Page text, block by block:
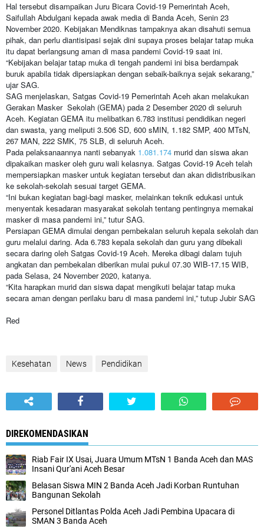
Hal tersebut disampaikan Juru Bicara Covid-19 Pemerintah Aceh,
Saifullah Abdulgani kepada awak media di Banda Aceh, Senin 23
November 2020. Kebijakan Mendiknas tampaknya akan disahuti semua
pihak, dan perlu diantisipasi sejak dini supaya proses belajar tatap muka
itu dapat berlangsung aman di masa pandemi Covid-19 saat ini.
“Kebijakan belajar tatap muka di tengah pandemi ini bisa berdampak
buruk apabila tidak dipersiapkan dengan sebaik-baiknya sejak sekarang,”
ujar SAG.
SAG menjelaskan, Satgas Covid-19 Pemerintah Aceh akan melakukan
Gerakan Masker Sekolah (GEMA) pada 2 Desember 2020 di seluruh
Aceh. Kegiatan GEMA itu melibatkan 6.783 institusi pendidikan negeri
dan swasta, yang meliputi 3.506 SD, 600 sMIN, 1.182 SMP, 400 MTsN,
267 MAN, 222 SMK, 75 SLB, di seluruh Aceh.
Pada pelaksanaannya nanti sebanyak 1.081.174 murid dan siswa akan
dipakaikan masker oleh guru wali kelasnya. Satgas Covid-19 Aceh telah
mempersiapkan masker untuk kegiatan tersebut dan akan didistribusikan
ke sekolah-sekolah sesuai target GEMA.
“Ini bukan kegiatan bagi-bagi masker, melainkan teknik edukasi untuk
menyentak kesadaran masyarakat sekolah tentang pentingnya memakai
masker di masa pandemi ini,” tutur SAG.
Persiapan GEMA dimulai dengan pembekalan seluruh kepala sekolah dan
guru melalui daring. Ada 6.783 kepala sekolah dan guru yang dibekali
secara daring oleh Satgas Covid-19 Aceh. Mereka dibagi dalam tujuh
angkatan dan pembekalan diberikan mulai pukul 07.30 WIB-17.15 WIB,
pada Selasa, 24 November 2020, katanya.
“Kita harapkan murid dan siswa dapat mengikuti belajar tatap muka
secara aman dengan perilaku baru di masa pandemi ini,” tutup Jubir SAG
Red
Kesehatan News Pendidikan
DIREKOMENDASIKAN
Riab Fair IX Usai, Juara Umum MTsN 1 Banda Aceh dan MAS
Insani Qur'ani Aceh Besar
Belasan Siswa MIN 2 Banda Aceh Jadi Korban Runtuhan
Bangunan Sekolah
Personel Ditlantas Polda Aceh Jadi Pembina Upacara di
SMAN 3 Banda Aceh